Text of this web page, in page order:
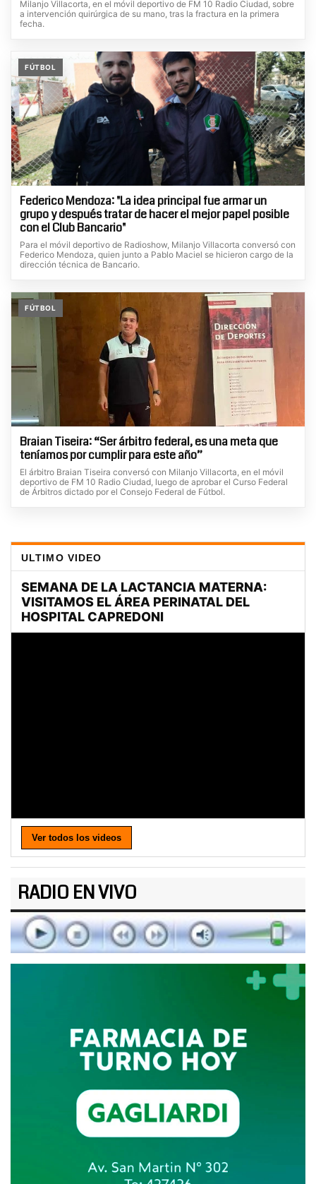
Milanjo Villacorta, en el móvil deportivo de FM 10 Radio Ciudad, sobre
a intervención quirúrgica de su mano, tras la fractura en la primera
fecha.
FÚTBOL
Federico Mendoza: "La idea principal fue armar un
grupo y después tratar de hacer el mejor papel posible
con el Club Bancario"
Para el móvil deportivo de Radioshow, Milanjo Villacorta conversó con
Federico Mendoza, quien junto a Pablo Maciel se hicieron cargo de la
dirección técnica de Bancario.
FÚTBOL
Braian Tiseira: “Ser árbitro federal, es una meta que
teníamos por cumplir para este año”
El árbitro Braian Tiseira conversó con Milanjo Villacorta, en el móvil
deportivo de FM 10 Radio Ciudad, luego de aprobar el Curso Federal
de Árbitros dictado por el Consejo Federal de Fútbol.
ULTIMO VIDEO
Ver todos los videos
RADIO EN VIVO